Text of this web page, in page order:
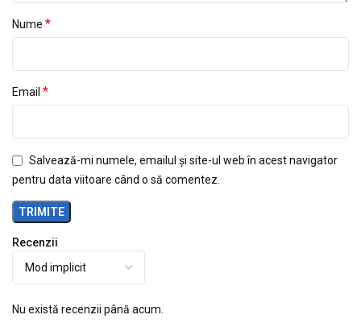
Recenzii
Nu există recenzii până acum.
Nume *
Email *
Salvează-mi numele, emailul și site-ul web în acest navigator
pentru data viitoare când o să comentez.